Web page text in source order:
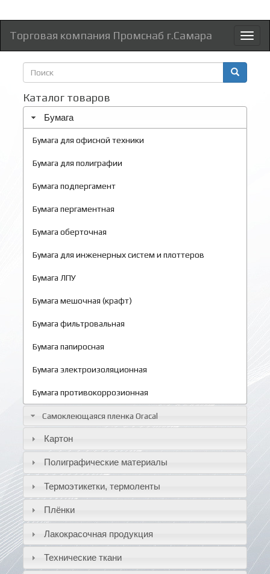
Торговая компания Промснаб г.Самара
Форма
поиска
Каталог товаров
Бумага
Бумага для офисной техники
Бумага для полиграфии
Бумага подпергамент
Бумага пергаментная
Бумага оберточная
Бумага для инженерных систем и плоттеров
Бумага ЛПУ
Бумага мешочная (крафт)
Бумага фильтровальная
Бумага папиросная
Бумага электроизоляционная
Бумага противокоррозионная
Самоклеющаяся пленка Oracal
Картон
Полиграфические материалы
Термоэтикетки, термоленты
Плёнки
Лакокрасочная продукция
Технические ткани